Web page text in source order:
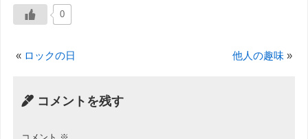
0
« ロックの日 他人の趣味 »
コメントを残す